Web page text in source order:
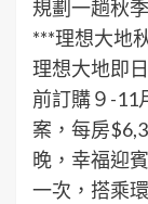
規劃一趟秋
***理想大地
理想大地即
前訂購９-11
案，每房
晚，幸福迎
一次，搭乘